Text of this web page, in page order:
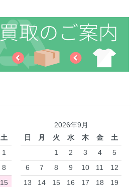
土
1
8
15
2026年9月
日
月 火 水 木 金
土
1
2 3 4
5
6
7 8 9 10 11
12
13
14 15 16 17 18
19